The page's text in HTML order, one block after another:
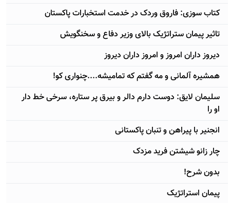
کتاب سوزی: فاروق وردک در خدمت استخبارات پاکستان
تاثیر پیمان ستراتژیک بالای وزیر دفاع و سخنگویش
دیروز داران امروز و امروز داران دیروز
همشیره آلمانی و مه گفتم که تمامیشه....چنواری کو!
سلیمان لایق: دوست دارم دالر و بیرق پر ستاره، سرخی خط دار
او را
انجنیر با پیراهن و تنبان پاکستانی
چار زانو شیشتن فرید مزدک
بدون شرح!
پیمان استراتژیک